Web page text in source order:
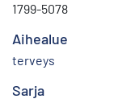
1799-5078
Aihealue
terveys
Sarja